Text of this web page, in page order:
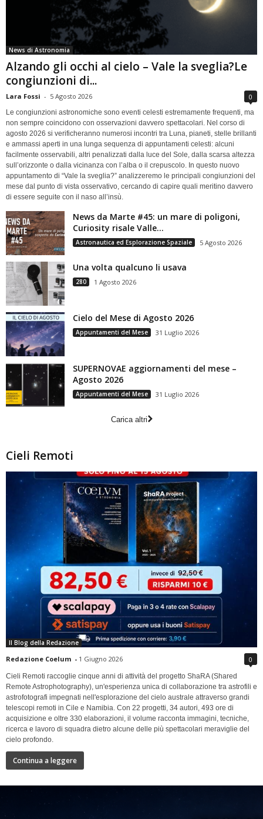
News di Astronomia
Alzando gli occhi al cielo – Vale la sveglia?Le
congiunzioni di...
Lara Fossi - 5 Agosto 2026 0
Le congiunzioni astronomiche sono eventi celesti estremamente frequenti, ma
non sempre coincidono con osservazioni davvero spettacolari. Nel corso di
agosto 2026 si verificheranno numerosi incontri tra Luna, pianeti, stelle brillanti
e ammassi aperti in una lunga sequenza di appuntamenti celesti: alcuni
facilmente osservabili, altri penalizzati dalla luce del Sole, dalla scarsa altezza
sull’orizzonte o dalla vicinanza con l’alba o il crepuscolo. In questo nuovo
appuntamento di “Vale la sveglia?” analizzeremo le principali congiunzioni del
mese dal punto di vista osservativo, cercando di capire quali meritino davvero
di essere seguite con il naso all’insù.
News da Marte #45: un mare di poligoni,
Curiosity risale Valle...
Astronautica ed Esplorazione Spaziale 5 Agosto 2026
Una volta qualcuno li usava
280 1 Agosto 2026
Cielo del Mese di Agosto 2026
Appuntamenti del Mese 31 Luglio 2026
SUPERNOVAE aggiornamenti del mese –
Agosto 2026
Appuntamenti del Mese 31 Luglio 2026
Carica altri
Cieli Remoti
Il Blog della Redazione
Redazione Coelum - 1 Giugno 2026 0
Cieli Remoti raccoglie cinque anni di attività del progetto ShaRA (Shared
Remote Astrophotography), un'esperienza unica di collaborazione tra astrofili e
astrofotografi impegnati nell'esplorazione del cielo australe attraverso grandi
telescopi remoti in Cile e Namibia. Con 22 progetti, 34 autori, 493 ore di
acquisizione e oltre 330 elaborazioni, il volume racconta immagini, tecniche,
ricerca e lavoro di squadra dietro alcune delle più spettacolari meraviglie del
cielo profondo.
Continua a leggere